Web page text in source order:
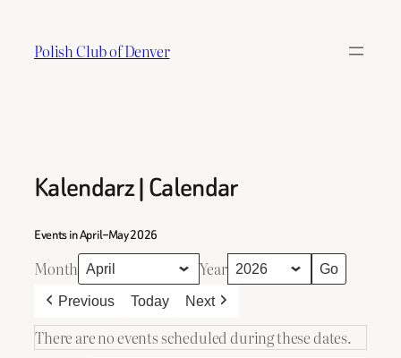
content
Polish Club of Denver
Kalendarz | Calendar
Events in April–May 2026
Month Year
Previous Today Next
There are no events scheduled during these dates.